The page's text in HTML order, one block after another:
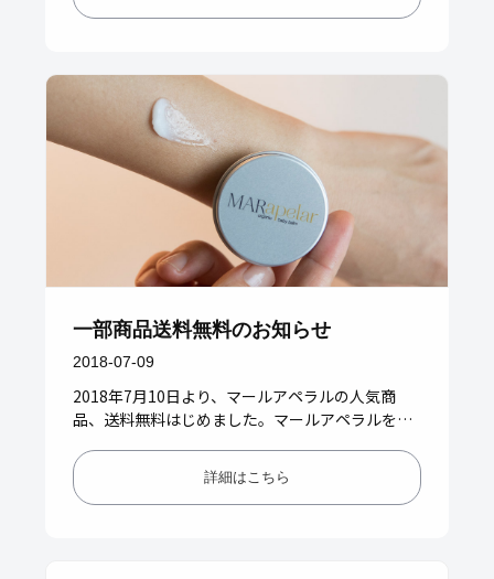
一部商品送料無料のお知らせ
2018-07-09
2018年7月10日より、マールアペラルの人気商
品、送料無料はじめました。マールアペラルをも
人気のオーガニックアイテ…
詳細はこちら